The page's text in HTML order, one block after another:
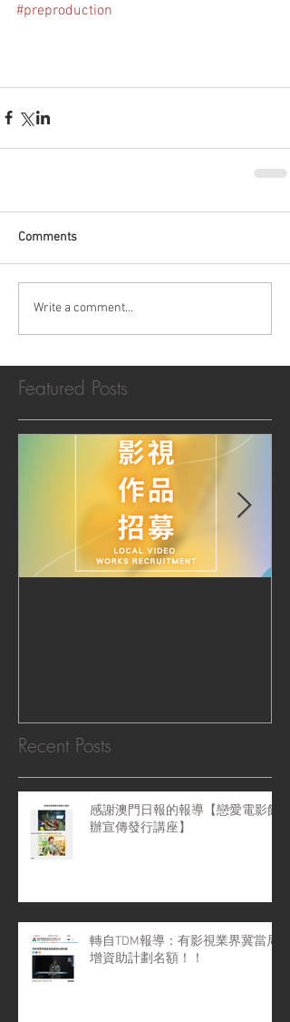
#preproduction
Comments
Write a comment...
Featured Posts
Recent Posts
感謝澳門日報的報導【戀愛電影館
辦宣傳發行講座】
轉自TDM報導：有影視業界冀當局
增資助計劃名額！！